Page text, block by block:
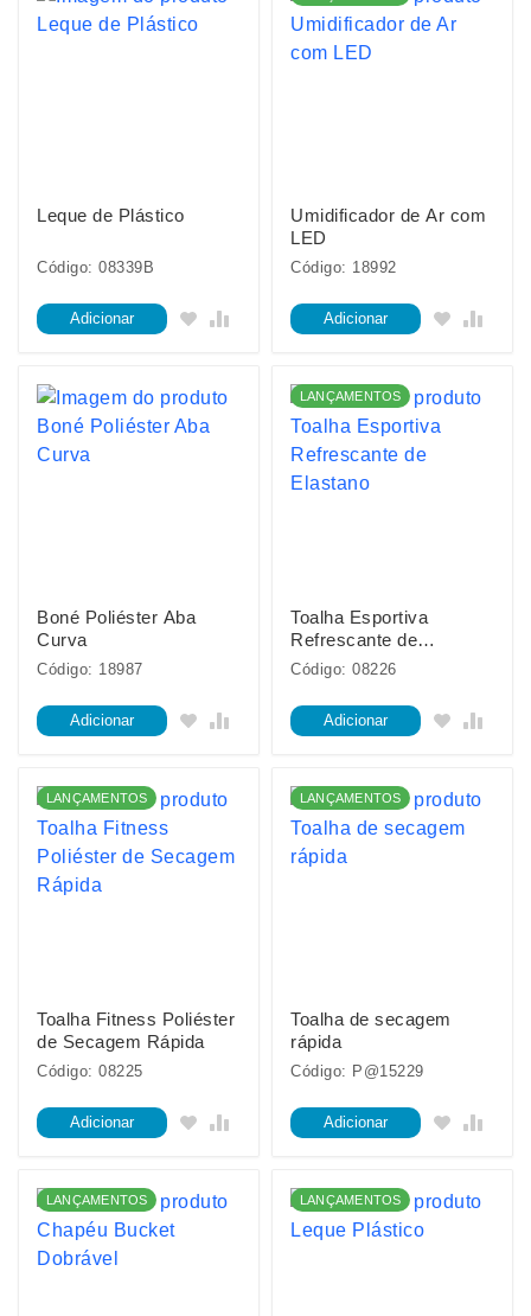
Leque de Plástico
Código: 08339B
Adicionar
Umidificador de Ar com
LED
Código: 18992
Adicionar
Boné Poliéster Aba
Curva
Código: 18987
Adicionar
LANÇAMENTOS
Toalha Esportiva
Refrescante de
Elastano
Código: 08226
Adicionar
LANÇAMENTOS
Toalha Fitness Poliéster
de Secagem Rápida
Código: 08225
Adicionar
LANÇAMENTOS
Toalha de secagem
rápida
Código: P@15229
Adicionar
LANÇAMENTOS LANÇAMENTOS